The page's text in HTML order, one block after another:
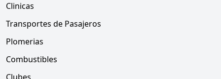
Clinicas
Transportes de Pasajeros
Plomerias
Combustibles